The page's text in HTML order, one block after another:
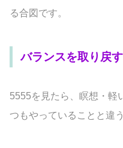
る合図です。
バランスを取り戻
5555を見たら、瞑想・軽
つもやっていることと違